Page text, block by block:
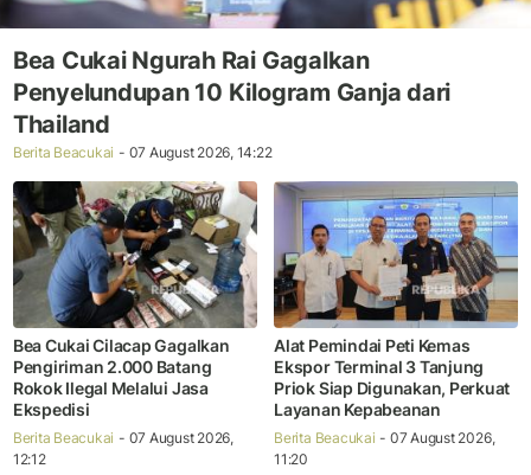
Bea Cukai Ngurah Rai Gagalkan
Penyelundupan 10 Kilogram Ganja dari
Thailand
Berita Beacukai - 07 August 2026, 14:22
Bea Cukai Cilacap Gagalkan
Pengiriman 2.000 Batang
Rokok Ilegal Melalui Jasa
Ekspedisi
Berita Beacukai - 07 August 2026,
12:12
Alat Pemindai Peti Kemas
Ekspor Terminal 3 Tanjung
Priok Siap Digunakan, Perkuat
Layanan Kepabeanan
Berita Beacukai - 07 August 2026,
11:20